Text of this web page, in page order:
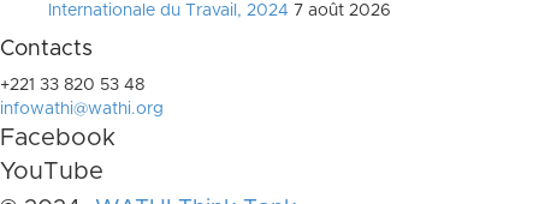
Internationale du Travail, 2024 7 août 2026
Contacts
+221 33 820 53 48
infowathi@wathi.org
Facebook
YouTube